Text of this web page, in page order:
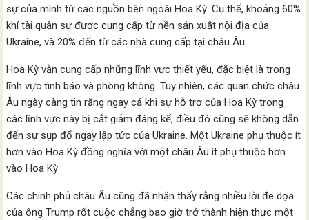
sự của mình từ các nguồn bên ngoài Hoa Kỳ. Cụ thể, khoảng 60%
khí tài quân sự được cung cấp từ nền sản xuất nội địa của
Ukraine, và 20% đến từ các nhà cung cấp tại châu Âu.
Hoa Kỳ vẫn cung cấp những lĩnh vực thiết yếu, đặc biệt là trong
lĩnh vực tình báo và phòng không. Tuy nhiên, các quan chức châu
Âu ngày càng tin rằng ngay cả khi sự hỗ trợ của Hoa Kỳ trong
các lĩnh vực này bị cắt giảm đáng kể, điều đó cũng sẽ không dẫn
đến sự sụp đổ ngay lập tức của Ukraine. Một Ukraine phụ thuộc ít
hơn vào Hoa Kỳ đồng nghĩa với một châu Âu ít phụ thuộc hơn
vào Hoa Kỳ
Các chính phủ châu Âu cũng đã nhận thấy rằng nhiều lời đe dọa
của ông Trump rốt cuộc chẳng bao giờ trở thành hiện thực một